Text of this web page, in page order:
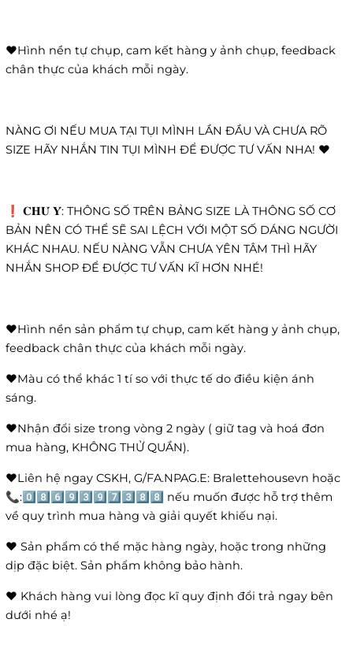
❤Hình nền tự chụp, cam kết hàng y ảnh chụp, feedback
chân thực của khách mỗi ngày.
NÀNG ƠI NẾU MUA TẠI TỤI MÌNH LẦN ĐẦU VÀ CHƯA RÕ
SIZE HÃY NHẮN TIN TỤI MÌNH ĐỂ ĐƯỢC TƯ VẤN NHA! ❤️
❗️ 𝐂𝐇𝐔́ 𝐘́: THÔNG SỐ TRÊN BẢNG SIZE LÀ THÔNG SỐ CƠ
BẢN NÊN CÓ THỂ SẼ SAI LỆCH VỚI MỘT SỐ DÁNG NGƯỜI
KHÁC NHAU. NẾU NÀNG VẪN CHƯA YÊN TÂM THÌ HÃY
NHẮN SHOP ĐỂ ĐƯỢC TƯ VẤN KĨ HƠN NHÉ!
❤️Hình nền sản phẩm tự chụp, cam kết hàng y ảnh chụp,
feedback chân thực của khách mỗi ngày.
❤️Màu có thể khác 1 tí so với thực tế do điều kiện ánh
sáng.
❤️Nhận đổi size trong vòng 2 ngày ( giữ tag và hoá đơn
mua hàng, KHÔNG THỬ QUẦN).
❤️Liên hệ ngay CSKH, G/FA.NPAG.E: Bralettehousevn hoặc
📞:0️⃣8️⃣6️⃣9️⃣3️⃣9️⃣7️⃣3️⃣8️⃣8️⃣ nếu muốn được hỗ trợ thêm
về quy trình mua hàng và giải quyết khiếu nại.
❤️ Sản phẩm có thể mặc hàng ngày, hoặc trong những
dịp đặc biệt. Sản phẩm không bảo hành.
❤️ Khách hàng vui lòng đọc kĩ quy định đổi trả ngay bên
dưới nhé ạ!